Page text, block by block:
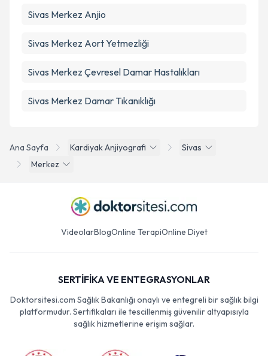
Ana Sayfa Kardiyak Anjiyografi
Sivas
Merkez
Sivas Merkez Anjio
Sivas Merkez Aort Yetmezliği
Sivas Merkez Çevresel Damar Hastalıkları
Sivas Merkez Damar Tıkanıklığı
VideolarBlogOnline TerapiOnline Diyet
SERTİFİKA VE ENTEGRASYONLAR
Doktorsitesi.com Sağlık Bakanlığı onaylı ve entegreli bir sağlık bilgi
platformudur. Sertifikaları ile tescillenmiş güvenilir altyapısıyla
sağlık hizmetlerine erişim sağlar.